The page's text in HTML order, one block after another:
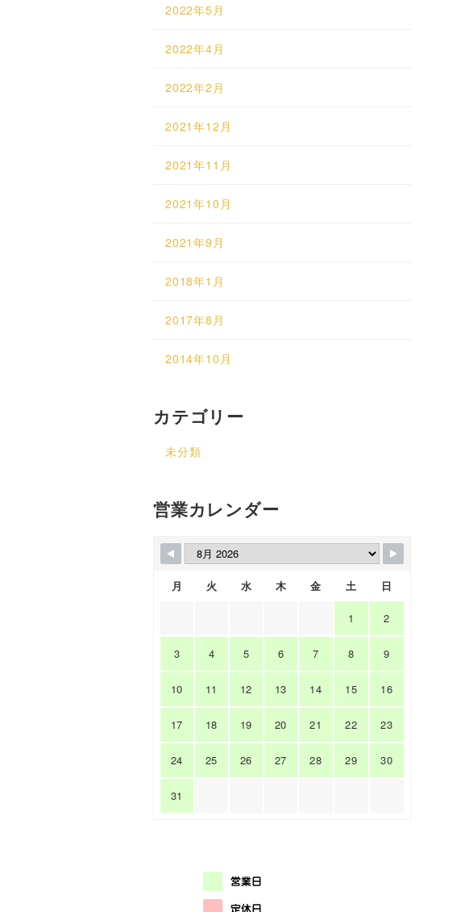
2022年5月
2022年4月
2022年2月
2021年12月
2021年11月
2021年10月
2021年9月
2018年1月
2017年8月
2014年10月
カテゴリー
未分類
営業カレンダー
月 火 水 木 金 土 日
1 2
3 4 5 6 7 8 9
10 11 12 13 14 15 16
17 18 19 20 21 22 23
24 25 26 27 28 29 30
31